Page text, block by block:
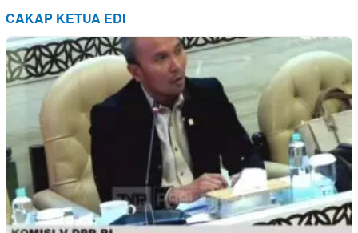
CAKAP KETUA EDI